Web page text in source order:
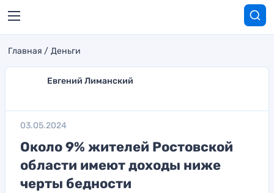
Главная Деньги
Евгений Лиманский
03.05.2024
Около 9% жителей Ростовской
области имеют доходы ниже
черты бедности